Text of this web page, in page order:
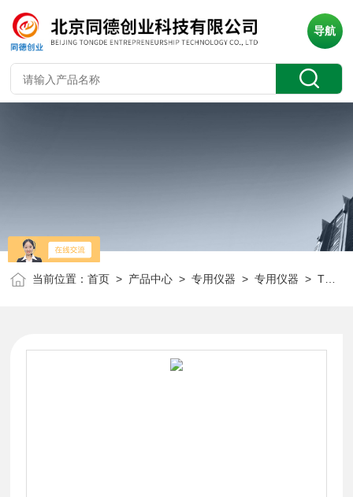
导航
当前位置：首页 > 产品中心 >专用仪器 >专用仪器 > TR-JBC-4A 150V单相继电保护测试仪